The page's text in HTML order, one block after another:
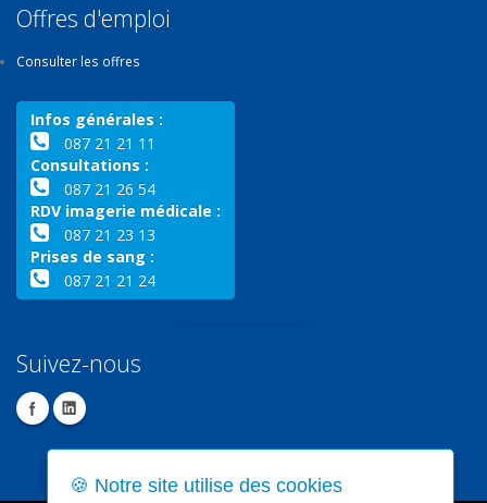
Offres d'emploi
Consulter les offres
Infos générales :
087 21 21 11
Consultations :
087 21 26 54
RDV imagerie médicale :
087 21 23 13
Prises de sang :
087 21 21 24
Suivez-nous
🍪 Notre site utilise des cookies